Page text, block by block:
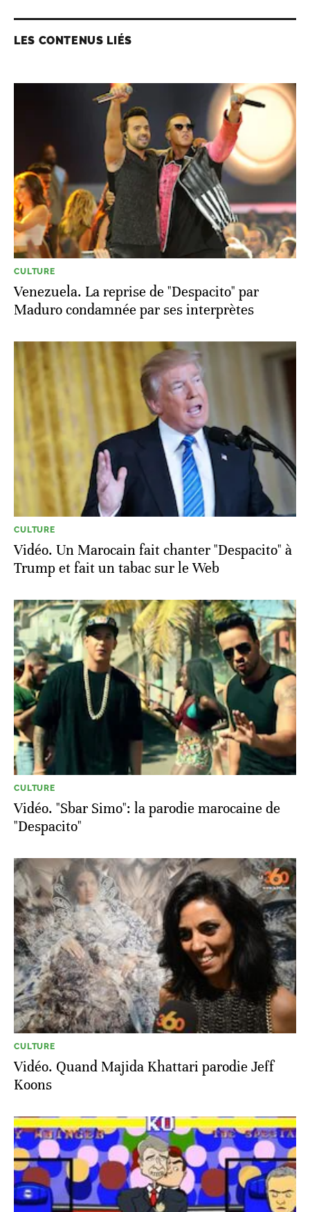
LES CONTENUS LIÉS
CULTURE
Venezuela. La reprise de "Despacito" par
Maduro condamnée par ses interprètes
CULTURE
Vidéo. Un Marocain fait chanter "Despacito" à
Trump et fait un tabac sur le Web
CULTURE
Vidéo. "Sbar Simo": la parodie marocaine de
"Despacito"
CULTURE
Vidéo. Quand Majida Khattari parodie Jeff
Koons